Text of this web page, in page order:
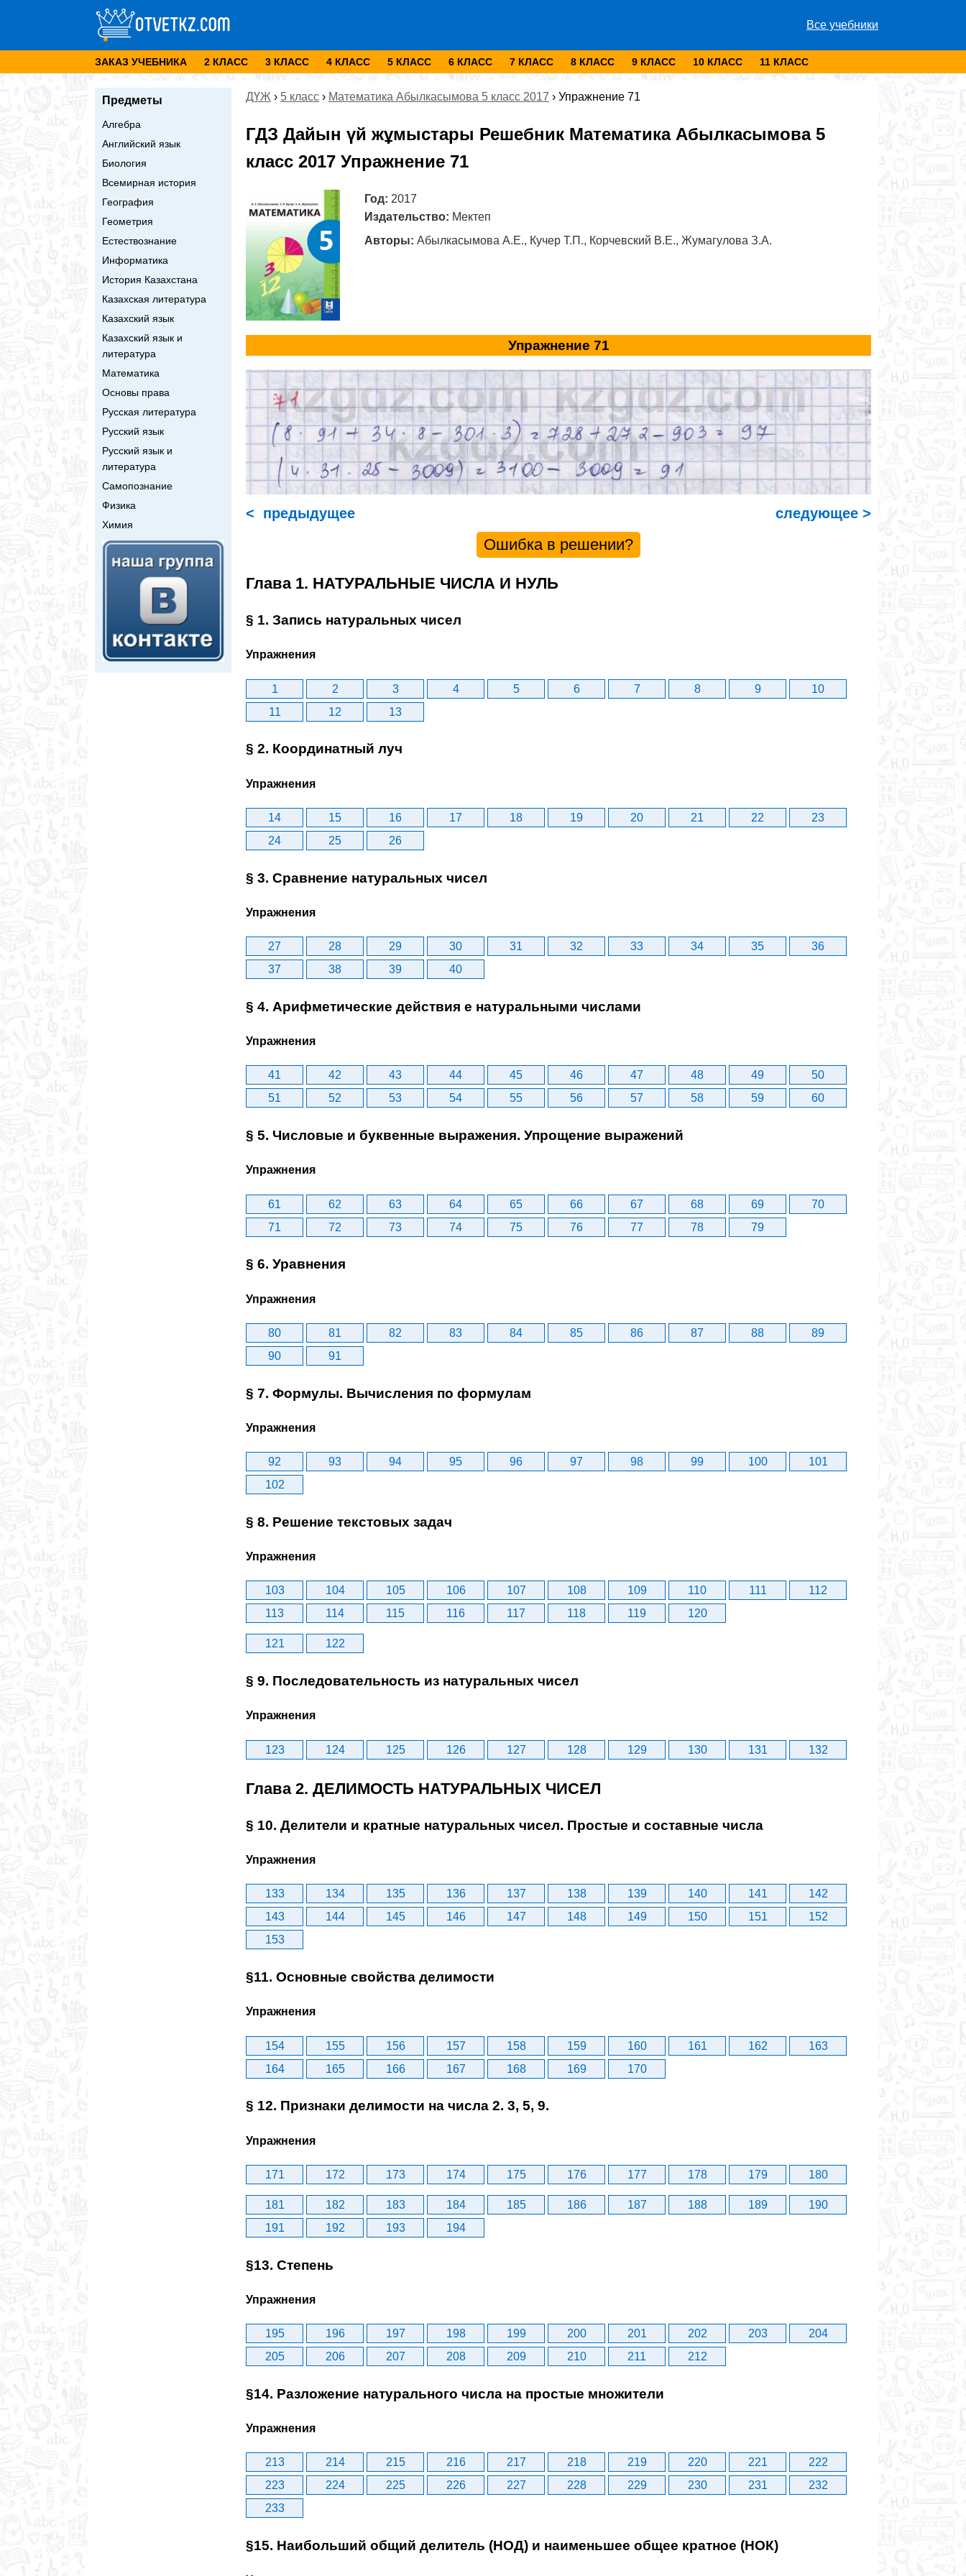
Все учебники
ЗАКАЗ УЧЕБНИКА 2 КЛАСС 3 КЛАСС 4 КЛАСС 5 КЛАСС 6 КЛАСС 7 КЛАСС 8 КЛАСС 9 КЛАСС 10 КЛАСС 11 КЛАСС
Предметы
Алгебра
Английский язык
Биология
Всемирная история
География
Геометрия
Естествознание
Информатика
История Казахстана
Казахская литература
Казахский язык
Казахский язык и
литература
Математика
Основы права
Русская литература
Русский язык
Русский язык и
литература
Самопознание
Физика
Химия
ДҮЖ › 5 класс › Математика ⁠Абылкасымова 5 класс 2017 › Упражнение 71
ГДЗ Дайын үй жұмыстары Решебник Математика ⁠Абылкасымова 5
класс 2017 Упражнение 71
Год: 2017
Издательство: Мектеп
Авторы: ⁠Абылкасымова А.Е., Кучер Т.П., Корчевский В.Е., Жумагулова З.А.
Упражнение 71
< предыдущее следующее >
Ошибка в решении?
Глава 1. НАТУРАЛЬНЫЕ ЧИСЛА И НУЛЬ
§ 1. Запись натуральных чисел
Упражнения
1 2 3 4 5 6 7 8 9
10
11
12 13
§ 2. Координатный луч
Упражнения
14 15 16 17 18 19 20 21 22
23
24
25 26
§ 3. Сравнение натуральных чисел
Упражнения
27 28 29 30 31 32 33 34 35
36
37
38 39 40
§ 4. Арифметические действия е натуральными числами
Упражнения
41 42 43 44 45 46 47 48 49
50
51
52 53 54 55 56 57 58 59 60
§ 5. Числовые и буквенные выражения. Упрощение выражений
Упражнения
61 62 63 64 65 66 67 68 69
70
71
72 73 74 75 76 77 78 79
§ 6. Уравнения
Упражнения
80 81 82 83 84 85 86 87 88
89
90
91
§ 7. Формулы. Вычисления по формулам
Упражнения
92 93 94 95 96 97 98 99 100
101
102
§ 8. Решение текстовых задач
Упражнения
103 104 105 106 107 108 109 110 111
112
113
114 115 116 117 118 119 120
121 122
§ 9. Последовательность из натуральных чисел
Упражнения
123 124 125 126 127 128 129 130 131 132
Глава 2. ДЕЛИМОСТЬ НАТУРАЛЬНЫХ ЧИСЕЛ
§ 10. Делители и кратные натуральных чисел. Простые и составные числа
Упражнения
133 134 135 136 137 138 139 140 141
142
143
144 145 146 147 148 149 150 151
152
153
§11. Основные свойства делимости
Упражнения
154 155 156 157 158 159 160 161 162
163
164
165 166 167 168 169 170
§ 12. Признаки делимости на числа 2. 3, 5, 9.
Упражнения
171 172 173 174 175 176 177 178 179 180
181 182 183 184 185 186 187 188 189
190
191
192 193 194
§13. Степень
Упражнения
195 196 197 198 199 200 201 202 203
204
205
206 207 208 209 210 211 212
§14. Разложение натурального числа на простые множители
Упражнения
213 214 215 216 217 218 219 220 221
222
223
224 225 226 227 228 229 230 231
232
233
§15. Наибольший общий делитель (НОД) и наименьшее общее кратное (НОК)